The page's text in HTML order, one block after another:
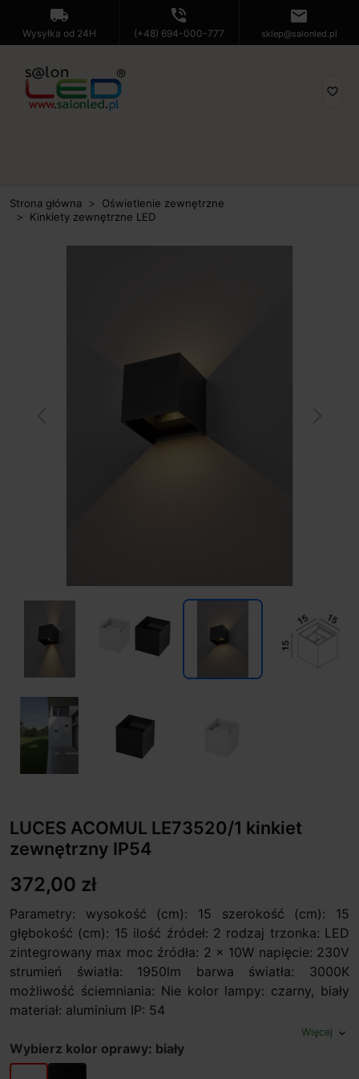
local_shipping
Wysyłka od 24H
phone_in_talk
(+48) 694-000-777
mail
sklep@salonled.pl
favorite_border
Strona główna
Oświetlenie zewnętrzne
Kinkiety zewnętrzne LED
LUCES ACOMUL LE73520/1 kinkiet
zewnętrzny IP54
372,00 zł
Parametry: wysokość (cm): 15 szerokość (cm): 15
głębokość (cm): 15 ilość źródeł: 2 rodzaj trzonka: LED
zintegrowany max moc źródła: 2 x 10W napięcie: 230V
strumień światła: 1950lm barwa światła: 3000K
możliwość ściemniania: Nie kolor lampy: czarny, biały
materiał: aluminium IP: 54
Więcej expand_more
Wybierz kolor oprawy: biały
biały czarny